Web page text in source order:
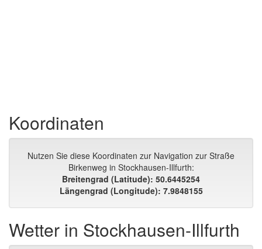
Koordinaten
Nutzen Sie diese Koordinaten zur Navigation zur Straße
Birkenweg in Stockhausen-Illfurth:
Breitengrad (Latitude): 50.6445254
Längengrad (Longitude): 7.9848155
Wetter in Stockhausen-Illfurth